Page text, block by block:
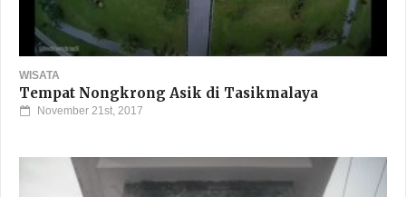
WISATA
Tempat Nongkrong Asik di Tasikmalaya
November 21st, 2017